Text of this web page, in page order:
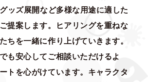
ッズ展開など多様な用途に適した
提案します。ヒアリングを重ねな
ちを一緒に作り上げていきます。
も安心してご相談いただけるよ
トを心がけています。キャラクタ